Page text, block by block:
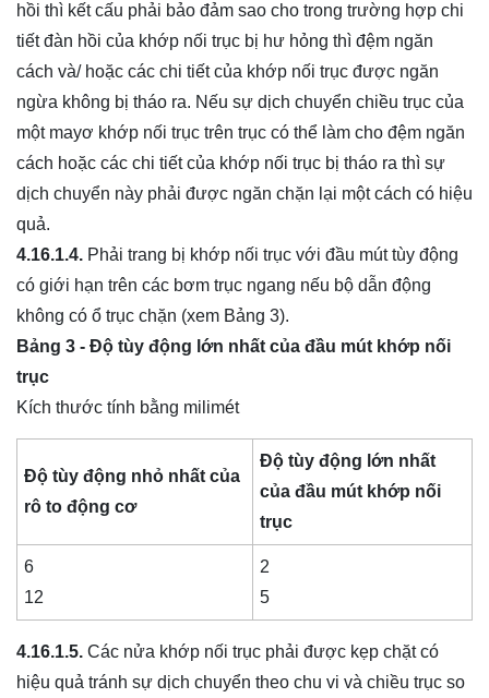
hồi thì kết cấu phải bảo đảm sao cho trong trường hợp chi
tiết đàn hồi của khớp nối trục bị hư hỏng thì đệm ngăn
cách và/ hoặc các chi tiết của khớp nối trục được ngăn
ngừa không bị tháo ra. Nếu sự dịch chuyển chiều trục của
một mayơ khớp nối trục trên trục có thể làm cho đệm ngăn
cách hoặc các chi tiết của khớp nối trục bị tháo ra thì sự
dịch chuyển này phải được ngăn chặn lại một cách có hiệu
quả.
4.16.1.4. Phải trang bị khớp nối trục với đầu mút tùy động
có giới hạn trên các bơm trục ngang nếu bộ dẫn động
không có ổ trục chặn (xem Bảng 3).
Bảng 3 - Độ tùy động lớn nhất của đầu mút khớp nối
trục
Kích thước tính bằng milimét
Độ tùy động nhỏ nhất của
rô to độngcơ
Độ tùy động lớn nhất
của đầu mút khớp nối
trục
6
12
2
5
4.16.1.5. Các nửa khớp nối trục phải được kẹp chặt có
hiệu quả tránh sự dịch chuyển theo chu vi và chiều trục so